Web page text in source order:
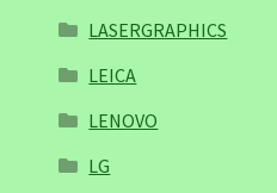
LASERGRAPHICS
LEICA
LENOVO
LG